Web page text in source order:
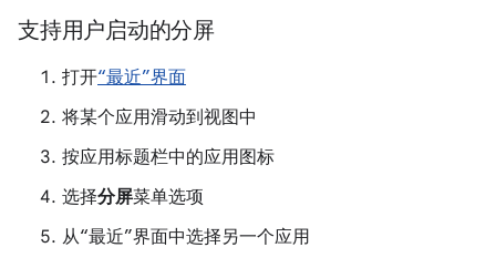
支持用户启动的分屏
打开“最近”界面
将某个应用滑动到视图中
按应用标题栏中的应用图标
选择分屏菜单选项
从“最近”界面中选择另一个应用